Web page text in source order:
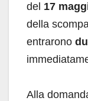
del 17
della
entrarono
Alla